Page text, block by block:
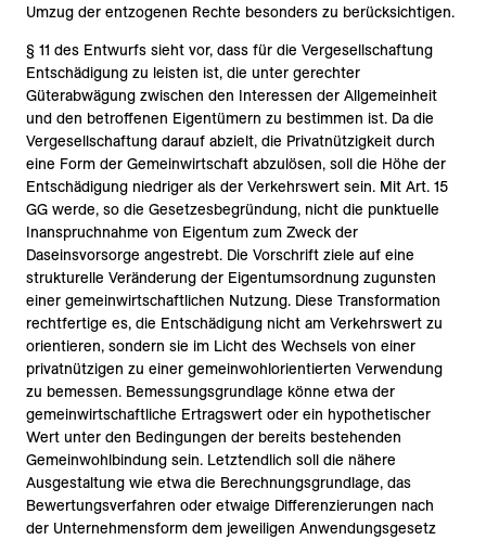
Umzug der entzogenen Rechte besonders zu berücksichtigen.
§ 11 des Entwurfs sieht vor, dass für die Vergesellschaftung
Entschädigung zu leisten ist, die unter gerechter
Güterabwägung zwischen den Interessen der Allgemeinheit
und den betroffenen Eigentümern zu bestimmen ist. Da die
Vergesellschaftung darauf abzielt, die Privatnützigkeit durch
eine Form der Gemeinwirtschaft abzulösen, soll die Höhe der
Entschädigung niedriger als der Verkehrswert sein. Mit Art. 15
GG werde, so die Gesetzesbegründung, nicht die punktuelle
Inanspruchnahme von Eigentum zum Zweck der
Daseinsvorsorge angestrebt. Die Vorschrift ziele auf eine
strukturelle Veränderung der Eigentumsordnung zugunsten
einer gemeinwirtschaftlichen Nutzung. Diese Transformation
rechtfertige es, die Entschädigung nicht am Verkehrswert zu
orientieren, sondern sie im Licht des Wechsels von einer
privatnützigen zu einer gemeinwohlorientierten Verwendung
zu bemessen. Bemessungsgrundlage könne etwa der
gemeinwirtschaftliche Ertragswert oder ein hypothetischer
Wert unter den Bedingungen der bereits bestehenden
Gemeinwohlbindung sein. Letztendlich soll die nähere
Ausgestaltung wie etwa die Berechnungsgrundlage, das
Bewertungsverfahren oder etwaige Differenzierungen nach
der Unternehmensform dem jeweiligen Anwendungsgesetz